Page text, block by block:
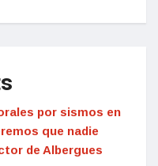
por sismos en
que nadie
de Albergues